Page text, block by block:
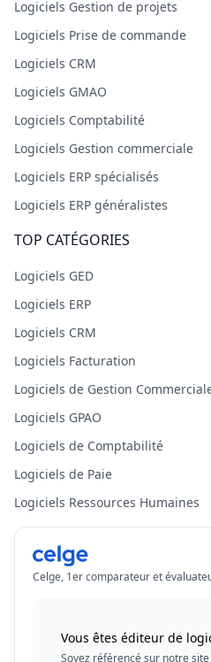
Logiciels Gestion de projets
Logiciels Prise de commande
Logiciels CRM
Logiciels GMAO
Logiciels Comptabilité
Logiciels Gestion commerciale
Logiciels ERP spécialisés
Logiciels ERP généralistes
TOP CATÉGORIES
Logiciels GED
Logiciels ERP
Logiciels CRM
Logiciels Facturation
Logiciels de Gestion
Logiciels GPAO
Logiciels de Comptabilité
Logiciels de Paie
Logiciels Ressources Humaines
Celge, 1er comparateur et
Vous êtes éditeur de
Soyez référencé sur notre